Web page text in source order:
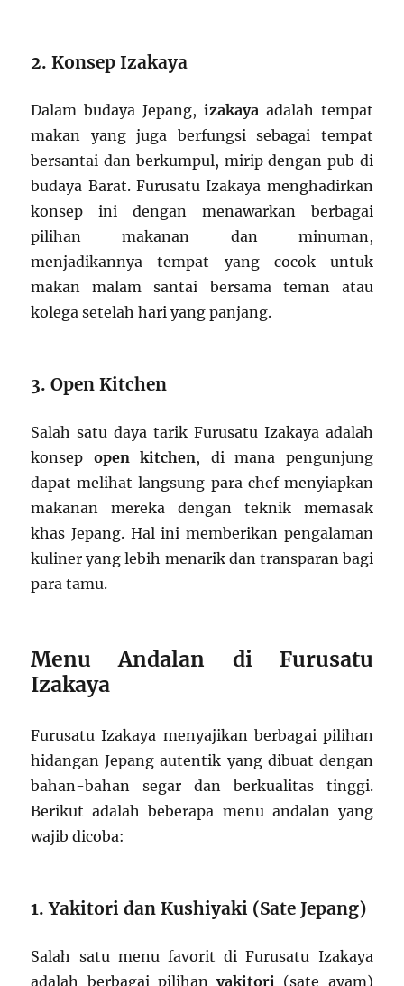
2. Konsep Izakaya
Dalam budaya Jepang, izakaya adalah tempat
makan yang juga berfungsi sebagai tempat
bersantai dan berkumpul, mirip dengan pub di
budaya Barat. Furusatu Izakaya menghadirkan
konsep ini dengan menawarkan berbagai
pilihan makanan dan minuman,
menjadikannya tempat yang cocok untuk
makan malam santai bersama teman atau
kolega setelah hari yang panjang.
3. Open Kitchen
Salah satu daya tarik Furusatu Izakaya adalah
konsep open kitchen, di mana pengunjung
dapat melihat langsung para chef menyiapkan
makanan mereka dengan teknik memasak
khas Jepang. Hal ini memberikan pengalaman
kuliner yang lebih menarik dan transparan bagi
para tamu.
Menu Andalan di Furusatu
Izakaya
Furusatu Izakaya menyajikan berbagai pilihan
hidangan Jepang autentik yang dibuat dengan
bahan-bahan segar dan berkualitas tinggi.
Berikut adalah beberapa menu andalan yang
wajib dicoba:
1. Yakitori dan Kushiyaki (Sate Jepang)
Salah satu menu favorit di Furusatu Izakaya
adalah berbagai pilihanyakitori (sate ayam)